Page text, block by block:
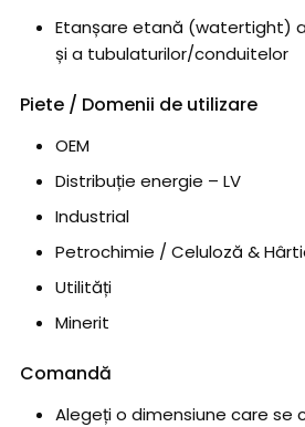
Etanșare etană (watertight)
și a tubulaturilor/conduitelor
Piete / Domenii de utilizare
OEM
Distribuție energie – LV
Industrial
Petrochimie / Celuloză &
Utilități
Minerit
Comandă
Alegeți o dimensiune care se